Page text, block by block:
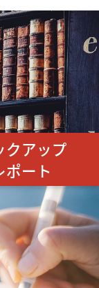
クアップ
ポート